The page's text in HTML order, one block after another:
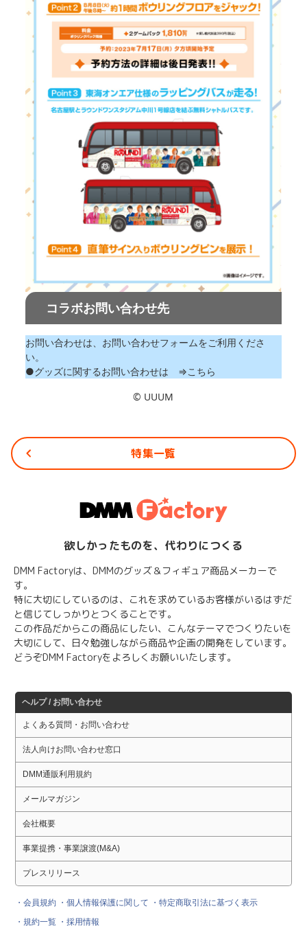
コラボお問い合わせ先
お問い合わせは、お問い合わせフォームをご利用くださ
い。
●グッズに関するお問い合わせは ⇒こちら
©︎ UUUM
特集一覧
欲しかったものを、代わりにつくる
DMM Factoryは、DMMのグッズ＆フィギュア商品メーカーで
す。
特に大切にしているのは、これを求めているお客様がいるはずだ
と信じてしっかりとつくることです。
この作品だからこの商品にしたい、こんなテーマでつくりたいを
大切にして、日々勉強しながら商品や企画の開発をしています。
どうぞDMM Factoryをよろしくお願いいたします。
ヘルプ / お問い合わせ
よくある質問・お問い合わせ
法人向けお問い合わせ窓口
DMM通販利用規約
メールマガジン
会社概要
事業提携・事業譲渡(M&A)
プレスリリース
・会員規約 ・個人情報保護に関して
・特定商取引法に基づく表示
・規約一覧 ・採用情報